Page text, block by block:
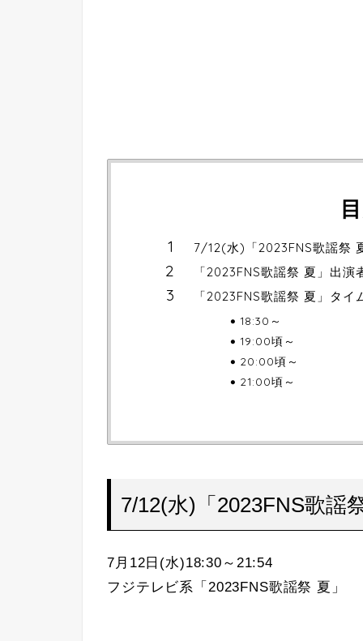
7/12(水)「2023FNS歌謡祭
「2023FNS歌謡祭 夏」出演
「2023FNS歌謡祭 夏」タ
18:30～
19:00頃～
20:00頃～
21:00頃～
7/12(水)「2023FNS歌謡
7月12日(水)18:30～21:54
フジテレビ系「2023FNS歌謡祭 夏」